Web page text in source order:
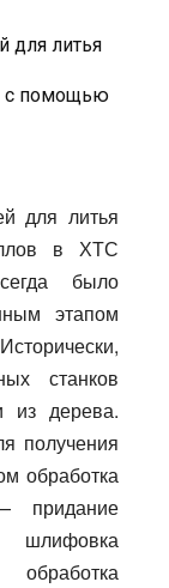
для литья
с помощью
для литья
в ХТС
было
этапом
станков
из дерева.
получения
обработка
придание
шлифовка